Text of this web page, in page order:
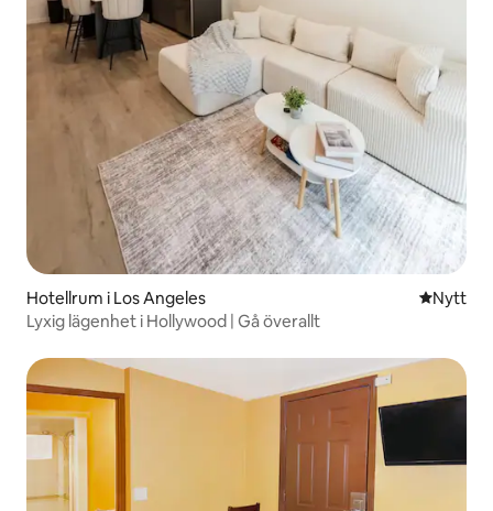
Hotellrum i Los Angeles NyttNytt
Lyxig lägenhet i Hollywood | Gå överallt